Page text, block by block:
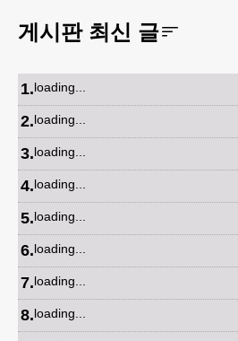
게시판 최신 글
1.loading...
2.loading...
3.loading...
4.loading...
5.loading...
6.loading...
7.loading...
8.loading...